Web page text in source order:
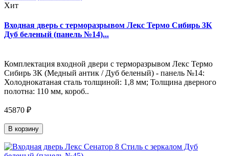
Хит
Входная дверь с терморазрывом Лекс Термо Сибирь 3К
Дуб беленый (панель №14)...
Комплектация входной двери с терморазрывом Лекс Термо
Сибирь 3К (Медный антик / Дуб беленый) - панель №14:
Холоднокатаная сталь толщиной: 1,8 мм; Толщина дверного
полотна: 110 мм, короб..
45870 ₽
В корзину